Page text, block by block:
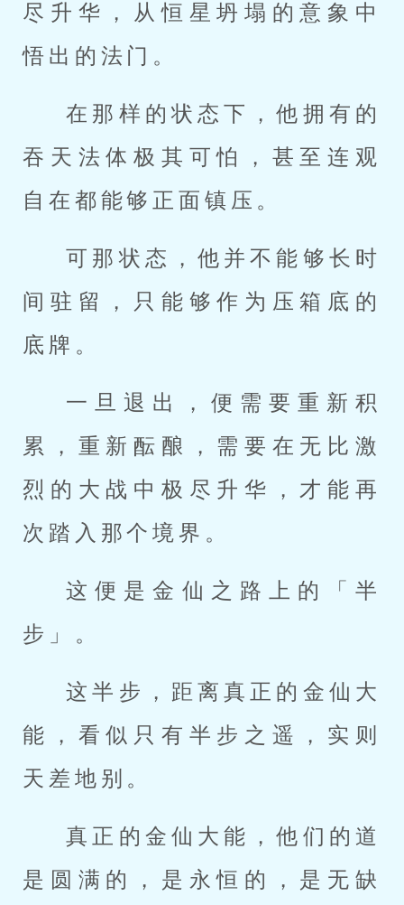
尽升华，从恒星坍塌的意象中
悟出的法门。
在那样的状态下，他拥有的
吞天法体极其可怕，甚至连观
自在都能够正面镇压。
可那状态，他并不能够长时
间驻留，只能够作为压箱底的
底牌。
一旦退出，便需要重新积
累，重新酝酿，需要在无比激
烈的大战中极尽升华，才能再
次踏入那个境界。
这便是金仙之路上的「半
步」。
这半步，距离真正的金仙大
能，看似只有半步之遥，实则
天差地别。
真正的金仙大能，他们的道
是圆满的，是永恒的，是无缺